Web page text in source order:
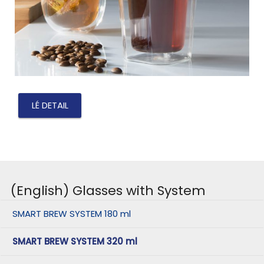
LÉ DETAIL
(English) Glasses with System
SMART BREW SYSTEM 180 ml
SMART BREW SYSTEM 320 ml